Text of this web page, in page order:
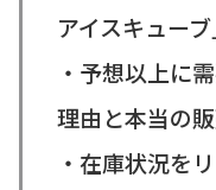
アイスキュー
・予想以上に
理由と本当の
・在庫状況を